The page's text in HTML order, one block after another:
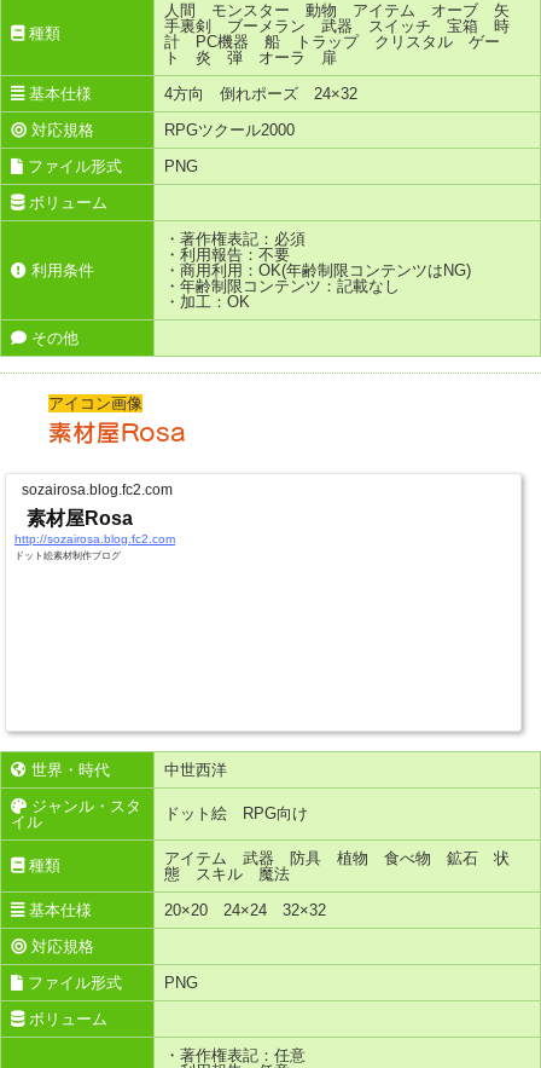
種類
人間 モンスター 動物 アイテム オーブ 矢
手裏剣 ブーメラン 武器 スイッチ 宝箱 時
計 PC機器 船 トラップ クリスタル ゲー
ト 炎 弾 オーラ 扉
基本仕様
4方向 倒れポーズ 24×32
対応規格
RPGツクール2000
ファイル形式
PNG
ボリューム
利用条件
・著作権表記：必須
・利用報告：不要
・商用利用：OK(年齢制限コンテンツはNG)
・年齢制限コンテンツ：記載なし
・加工：OK
その他
アイコン画像
素材屋Rosa
sozairosa.blog.fc2.com
素材屋Rosa
http://sozairosa.blog.fc2.com
ドット絵素材制作ブログ
世界・時代
中世西洋
ジャンル・スタ
イル
ドット絵 RPG向け
種類
アイテム 武器 防具 植物 食べ物 鉱石 状
態 スキル 魔法
基本仕様
20×20 24×24 32×32
対応規格
ファイル形式
PNG
ボリューム
・著作権表記：任意